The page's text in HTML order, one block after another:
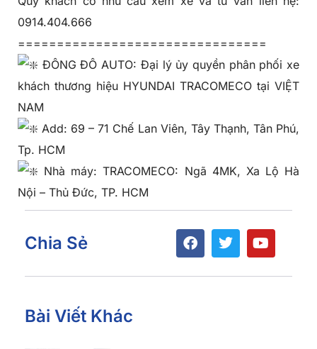
0914.404.666
================================
ĐÔNG ĐÔ AUTO: Đại lý ủy quyền phân phối xe
khách thương hiệu HYUNDAI TRACOMECO tại VIỆT
NAM
Add: 69 – 71 Chế Lan Viên, Tây Thạnh, Tân Phú,
Tp. HCM
Nhà máy: TRACOMECO: Ngã 4MK, Xa Lộ Hà
Nội – Thủ Đức, TP. HCM
Chia Sẻ
Bài Viết Khác